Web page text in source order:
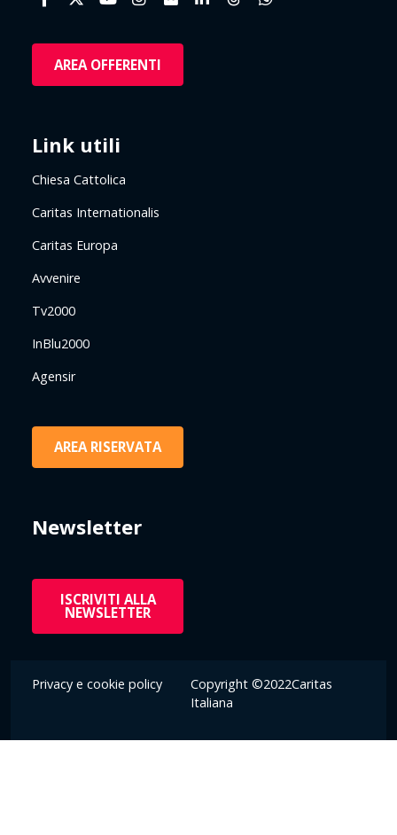
AREA OFFERENTI
Link utili
Chiesa Cattolica
Caritas Internationalis
Caritas Europa
Avvenire
Tv2000
InBlu2000
Agensir
AREA RISERVATA
Newsletter
ISCRIVITI ALLA
NEWSLETTER
Privacy e cookie policy
Copyright ©2022Caritas
Italiana